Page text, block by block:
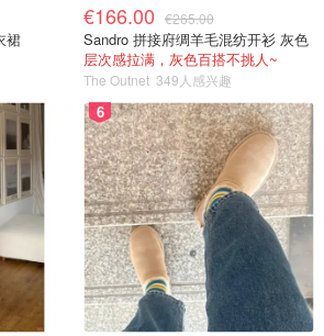
裙
€166.00 €265.00
Sandro 拼接府绸羊毛混纺开衫 灰色
层次感拉满，灰色百搭不挑人~
The Outnet 349人感兴趣
6